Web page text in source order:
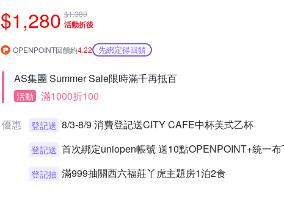
$1,280 $1,380
活動折後
OPENPOINT回饋約4.22 先綁定得回饋
AS集團 Summer Sale限時滿千再抵百
活動 滿1000折100
優惠 登記送 8/3-8/9 消費登記送CITY CAFE中杯美式乙杯
登記送 首次綁定uniopen帳號 送10點OPENPOINT+統一布
登記抽 滿999抽關西六福莊丫虎主題房1泊2食